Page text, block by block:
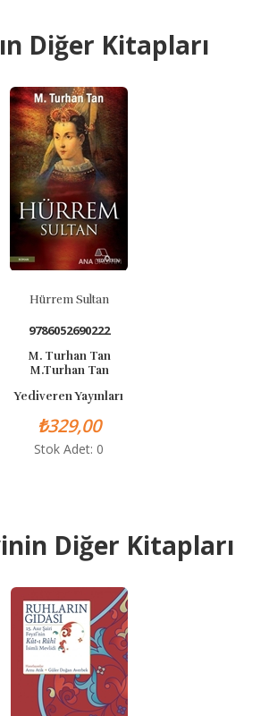
Diğer Kitapları
Sultan
Turhan Tan
Tan
Yayınları
₺329,00
Adet: 0
Diğer Kitapları